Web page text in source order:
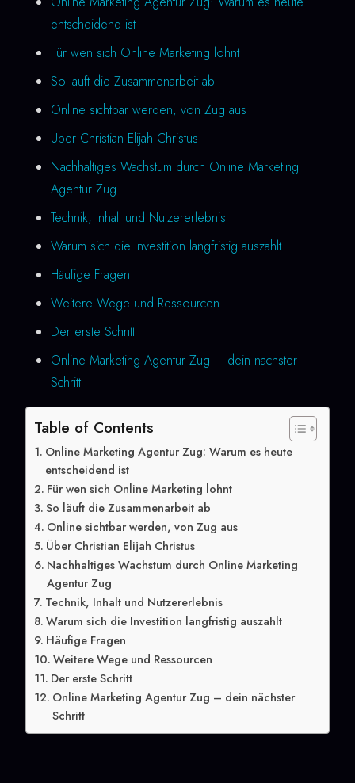
entscheidend ist
Für wen sich Online Marketing lohnt
So läuft die Zusammenarbeit ab
Online sichtbar werden, von Zug aus
Über Christian Elijah Christus
Nachhaltiges Wachstum durch Online Marketing
Agentur Zug
Technik, Inhalt und Nutzererlebnis
Warum sich die Investition langfristig auszahlt
Häufige Fragen
Weitere Wege und Ressourcen
Der erste Schritt
Online Marketing Agentur Zug – dein nächster
Schritt
Table of Contents
Online Marketing Agentur Zug: Warum es heute
entscheidend ist
Für wen sich Online Marketing lohnt
So läuft die Zusammenarbeit ab
Online sichtbar werden, von Zug aus
Über Christian Elijah Christus
Nachhaltiges Wachstum durch Online Marketing
Agentur Zug
Technik, Inhalt und Nutzererlebnis
Warum sich die Investition langfristig auszahlt
Häufige Fragen
Weitere Wege und Ressourcen
Der erste Schritt
Online Marketing Agentur Zug – dein nächster
Schritt